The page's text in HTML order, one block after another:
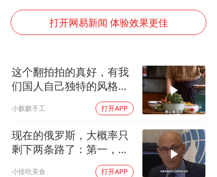
多所幼师院校开设养老专业
老人被城管撞倒后离世亲属质疑记录仪
薛之谦杭州站演唱会取消
必胜客，被正式买断
四川宜宾地震网友称睡觉被摇醒
习近平心系体育强国建设
打开网易新闻 体验效果更佳
这个翻拍拍的真好，有我
们国人自己独特的风格魅
小麒麒手工 打开APP
现在的俄罗斯，大概率只
剩下两条路了：第一，把
吞进去的地盘全部吐出来
小怪吃美食 打开APP